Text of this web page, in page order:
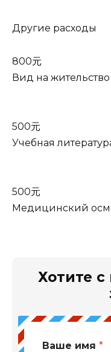
Другие расходы
800元
Вид на жительство
500元
Учебная
500元
Медицинский
Хотите с
Ваше имя *